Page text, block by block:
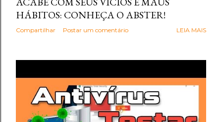
HÁBITOS: CONHEÇA O ABSTER!
Compartilhar Postar um comentário LEIA MAIS